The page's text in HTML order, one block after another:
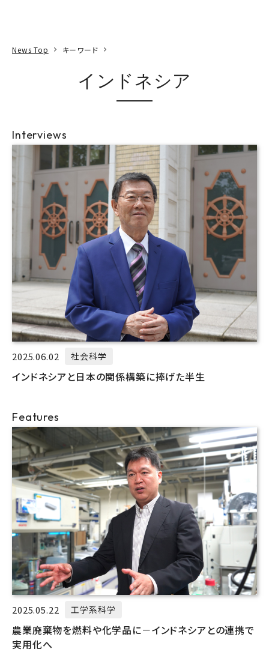
News Top キーワード
インドネシア
Interviews
2025.06.02 社会科学
インドネシアと日本の関係構築に捧げた半生
Features
2025.05.22 工学系科学
農業廃棄物を燃料や化学品に－インドネシアとの連携で
実用化へ